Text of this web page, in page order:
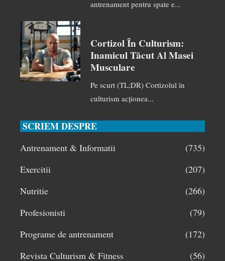
antrenament pentru spate e...
Cortizol În Culturism:
Inamicul Tăcut Al Masei
Musculare
Pe scurt (TL;DR) Cortizolul în
culturism acționea...
SCRIEM DESPRE
Antrenament & Informatii
(735)
Exercitii
(207)
Nutritie
(266)
Profesionisti
(79)
Programe de antrenament
(172)
Revista Culturism & Fitness
(56)